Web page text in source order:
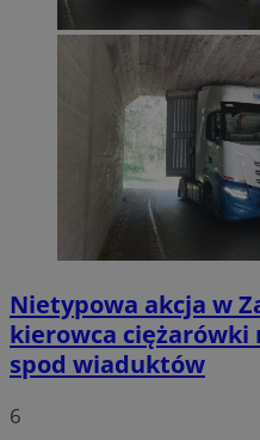
Nietypowa akcja w
kierowca ciężarówki
spod wiaduktów
6